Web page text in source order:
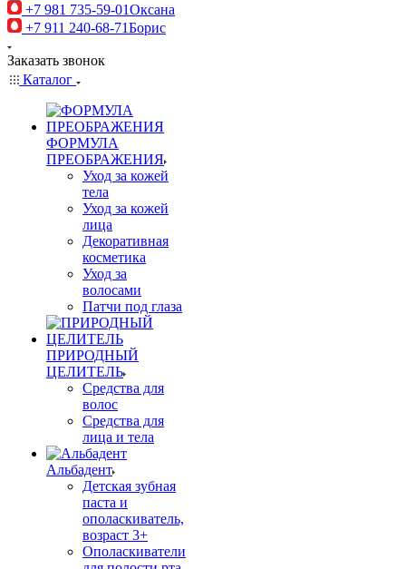
+7 981 735-59-01Оксана
+7 911 240-68-71Борис
Заказать звонок
Каталог
ФОРМУЛА
ПРЕОБРАЖЕНИЯ
Уход за кожей
тела
Уход за кожей
лица
Декоративная
косметика
Уход за
волосами
Патчи под глаза
ПРИРОДНЫЙ
ЦЕЛИТЕЛЬ
Средства для
волос
Средства для
лица и тела
Альбадент
Детская зубная
паста и
ополаскиватель,
возраст 3+
Ополаскиватели